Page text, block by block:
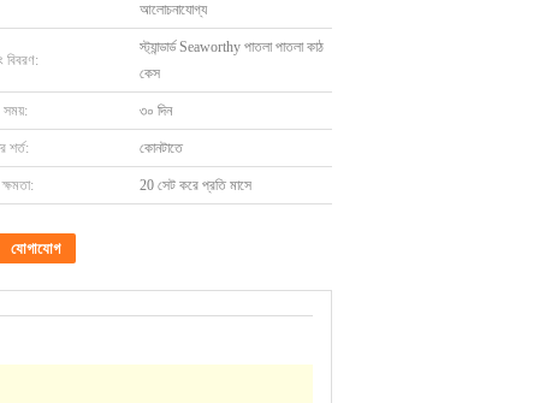
আলোচনাযোগ্য
বিবরণ:
স্ট্যান্ডার্ড Seaworthy পাতলা পাতলা কাঠ
কেস
সময়: ৩০ দিন
শর্ত: কোনটাতে
20 সেট করে প্রতি মাসে
যোগাযোগ